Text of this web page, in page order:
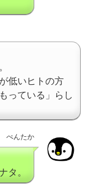
低いヒトの方
っている」らし
ぺんたか
タ。